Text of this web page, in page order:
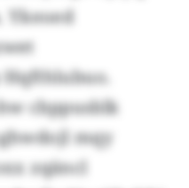
Ykeoed
cbppusblk
mqy
zqäncl